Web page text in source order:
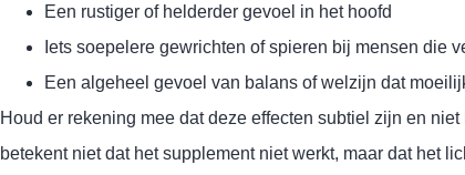
Een rustiger of helderder gevoel in het hoofd
Iets soepelere gewrichten of spieren bij mensen die
Een algeheel gevoel van balans of welzijn dat
Houd er rekening mee dat deze effecten subtiel zijn en
betekent niet dat het supplement niet werkt, maar dat het